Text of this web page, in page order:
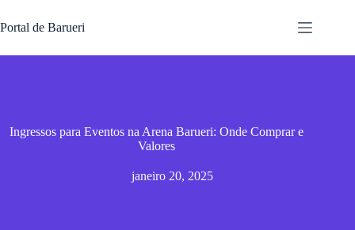
para
o
Portal de Barueri
Ingressos para Eventos na Arena Barueri: Onde Comprar e
Valores
janeiro 20, 2025